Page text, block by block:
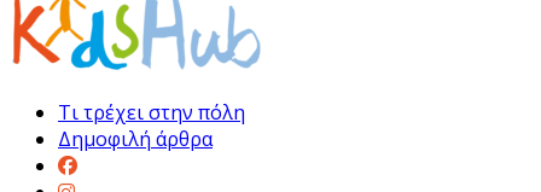
Τι τρέχει στην πόλη
Δημοφιλή άρθρα